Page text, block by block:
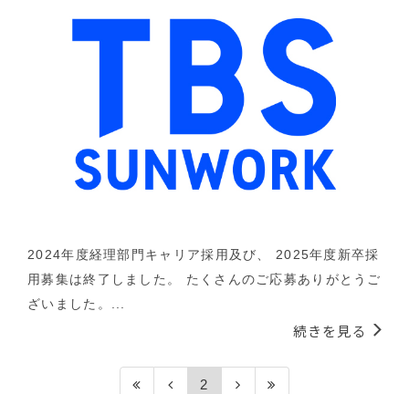
2024年度経理部門キャリア採用及び、 2025年度新卒採
用募集は終了しました。 たくさんのご応募ありがとうご
ざいました。...
続きを見る
2